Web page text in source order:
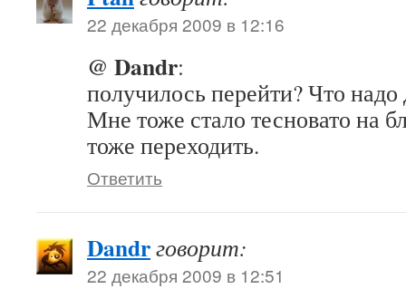
22 декабря 2009 в 12:16
@ Dandr:
получилось перейти? Что надо
Мне тоже стало тесновато на
тоже переходить.
Ответить
Dandrговорит:
22 декабря 2009 в 12:51